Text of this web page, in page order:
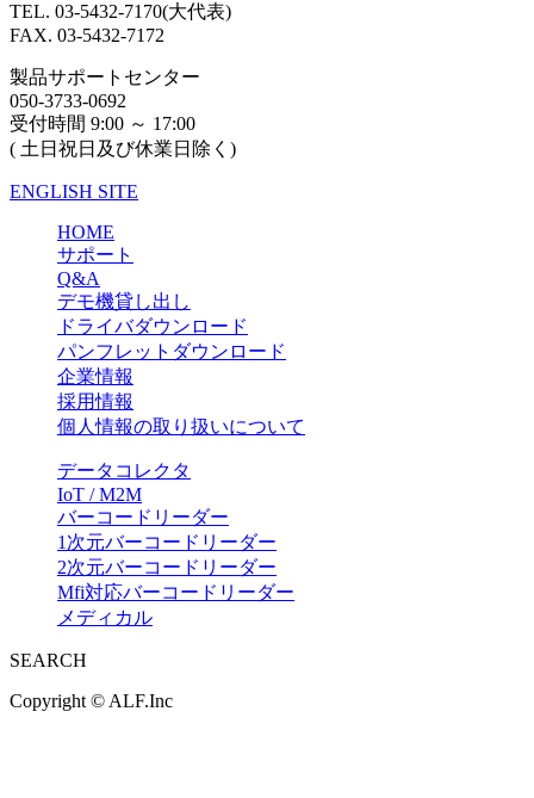
TEL. 03-5432-7170(大代表)
FAX. 03-5432-7172
製品サポートセンター
050-3733-0692
受付時間 9:00 ～ 17:00
( 土日祝日及び休業日除く)
ENGLISH SITE
HOME
サポート
Q&A
デモ機貸し出し
ドライバダウンロード
パンフレットダウンロード
企業情報
採用情報
個人情報の取り扱いについて
データコレクタ
IoT / M2M
バーコードリーダー
1次元バーコードリーダー
2次元バーコードリーダー
Mfi対応バーコードリーダー
メディカル
SEARCH
Copyright © ALF.Inc